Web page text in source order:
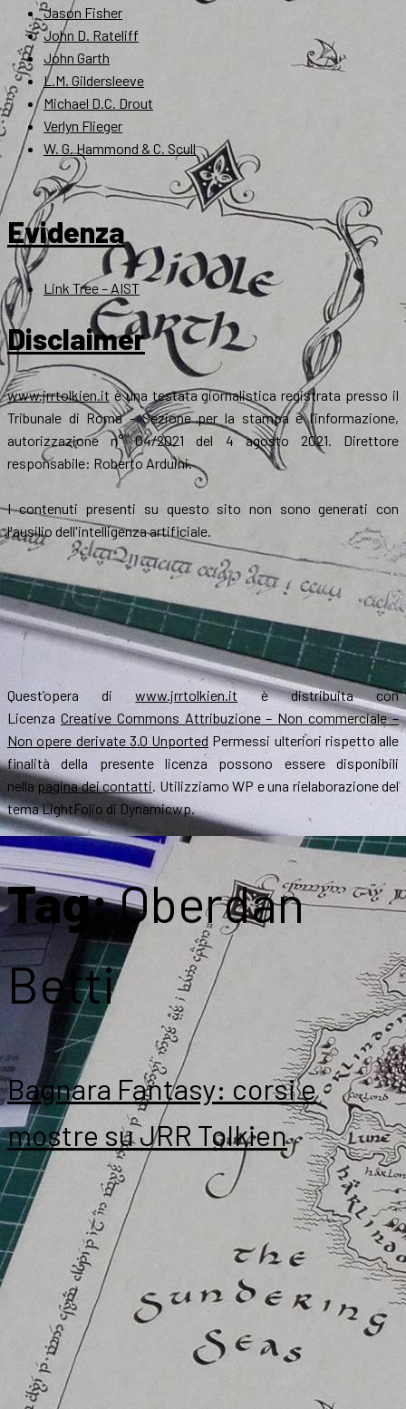
Jason Fisher
John D. Rateliff
John Garth
L.M. Gildersleeve
Michael D.C. Drout
Verlyn Flieger
W. G. Hammond & C. Scull
Evidenza
Link Tree – AIST
Disclaimer
www.jrrtolkien.it è una testata giornalistica registrata presso il
Tribunale di Roma - Sezione per la stampa e l’informazione,
autorizzazione n° 04/2021 del 4 agosto 2021. Direttore
responsabile: Roberto Arduini.
I contenuti presenti su questo sito non sono generati con
l'ausilio dell'intelligenza artificiale.
Quest’opera diwww.jrrtolkien.itè distribuita con
Licenza Creative Commons Attribuzione – Non commerciale –
Non opere derivate 3.0 Unported Permessi ulteriori rispetto alle
finalità della presente licenza possono essere disponibili
nella pagina dei contatti. Utilizziamo WP e una rielaborazione del
tema LightFolio di Dynamicwp.
Tag:Oberdan
Betti
Bagnara Fantasy: corsi e
mostre su JRR Tolkien